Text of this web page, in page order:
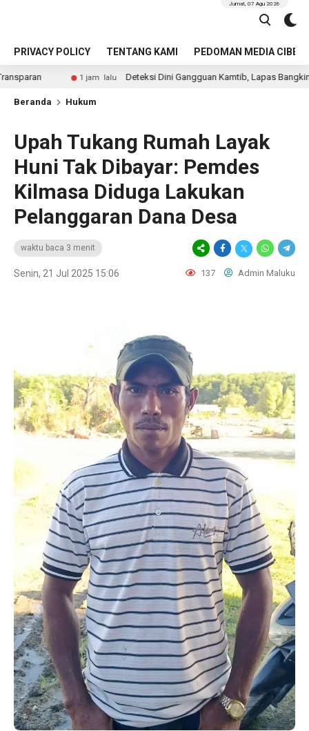
PRIVACY POLICY TENTANG KAMI PEDOMAN MEDIA CIBER
Jumat, 07 Agu 2026
1 jam lalu Deteksi Dini Gangguan Kamtib, Lapas Bangkinang Gelar
Beranda Hukum
Upah Tukang Rumah Layak
Huni Tak Dibayar: Pemdes
Kilmasa Diduga Lakukan
Pelanggaran Dana Desa
waktu baca 3 menit
Senin, 21 Jul 2025 15:06 137 Admin Maluku